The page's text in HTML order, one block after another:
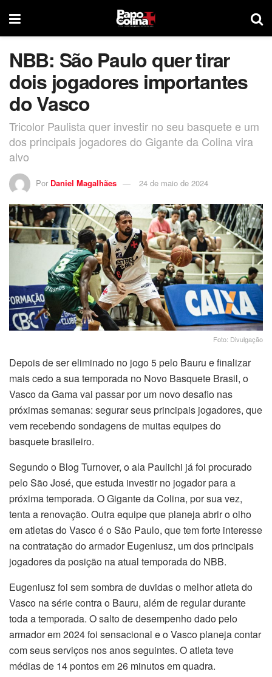
NBB: São Paulo quer tirar
dois jogadores importantes
do Vasco
Tricolor Paulista quer investir no seu basquete e um
dos principais jogadores do Gigante da Colina vira
alvo
Por Daniel Magalhães 24 de maio de 2024
Foto: Divulgação
Depois de ser eliminado no jogo 5 pelo Bauru e finalizar
mais cedo a sua temporada no Novo Basquete Brasil, o
Vasco da Gama vai passar por um novo desafio nas
próximas semanas: segurar seus principais jogadores, que
vem recebendo sondagens de muitas equipes do
basquete brasileiro.
Segundo o Blog Turnover, o ala Paulichi já foi procurado
pelo São José, que estuda investir no jogador para a
próxima temporada. O Gigante da Colina, por sua vez,
tenta a renovação. Outra equipe que planeja abrir o olho
em atletas do Vasco é o São Paulo, que tem forte interesse
na contratação do armador Eugeniusz, um dos principais
jogadores da posição na atual temporada do NBB.
Eugeniusz foi sem sombra de duvidas o melhor atleta do
Vasco na série contra o Bauru, além de regular durante
toda a temporada. O salto de desempenho dado pelo
armador em 2024 foi sensacional e o Vasco planeja contar
com seus serviços nos anos seguintes. O atleta teve
médias de 14 pontos em 26 minutos em quadra.